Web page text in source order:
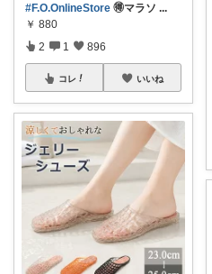
#F.O.OnlineStore 🉐マラソ ...
￥ 880
2 1 896
コレ いいね